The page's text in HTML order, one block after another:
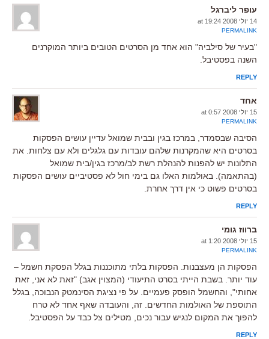
עופר ליברגל
14 יולי 2008 at 19:24
PERMALINK
"בעיר של סילביה" הוא אחד מן הסרטים הטובים ביותר המוקרנים
השנה בפסטיבל.
REPLY
אחד
15 יולי 2008 at 0:57
PERMALINK
הסיבה שבסמדר, במרכז בגין ובבית שמואל עדיין עושים הפסקות
בסרטים היא שהמקרנות שלהם עובדות עם גלגלים ולא עם צלחות. את
התלונות יש להפנות להנהלת רשת לב/מרכז בגין/בית שמואל
(בהתאמה). באולמות האלו גם בימי חול לא פסטיביים עושים הפסקות
בסרטים פשוט כי אין דרך אחרת.
REPLY
ברווז גומי
15 יולי 2008 at 1:20
PERMALINK
הפסקות הן מעצבנות. הפסקות בלתי מתוכננות בגלל הפסקת חשמל –
עוד יותר. בשבת הייתי בסרט התיעודי (המצוין אגב) "זאת לא אני, זאת
אחותי", והחשמל הופסק פעמיים. על פי נציגת הסינמטק הנבוכה, בגלל
התוספת של האולמות החדשים. זה, והעובדה שאף אחד לא טרח
להפוך את המקום לנגיש עבור נכים, מטילים צל כבד על הפסטיבל.
REPLY